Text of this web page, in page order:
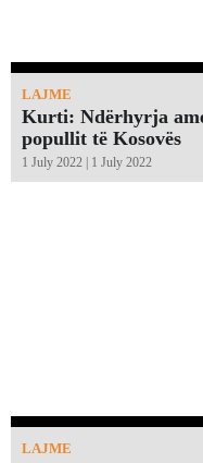
LAJME
Kurti: Ndërhyrja
popullit të Kosovës
1 July 2022 | 1 July 2022
LAJME